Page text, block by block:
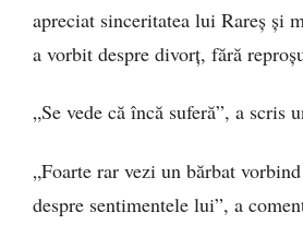
apreciat sinceritatea lui Rareș și
a vorbit despre divorț, fără
„Se vede că încă suferă”, a scris
„Foarte rar vezi un bărbat
despre sentimentele lui”, a